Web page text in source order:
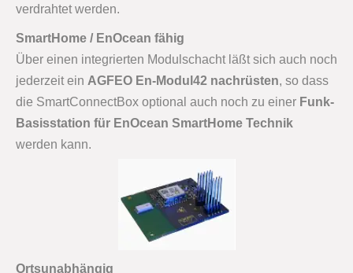
verdrahtet werden.
SmartHome / EnOcean fähig
Über einen integrierten Modulschacht läßt sich auch noch
jederzeit ein AGFEO En-Modul42 nachrüsten, so dass
die SmartConnectBox optional auch noch zu einer Funk-
Basisstation für EnOcean SmartHome Technik
werden kann.
Ortsunabhängig